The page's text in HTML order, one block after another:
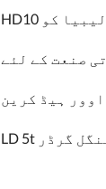
ہیڈ کرین